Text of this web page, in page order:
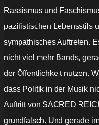
Rassismus und
pazifistischen Lebensstils
sympathisches Auftreten.
nicht viel mehr Bands,
der Öffentlichkeit nutzen.
dass Politik in der Musik
Auftritt von SACRED
grundfalsch. Und gerade